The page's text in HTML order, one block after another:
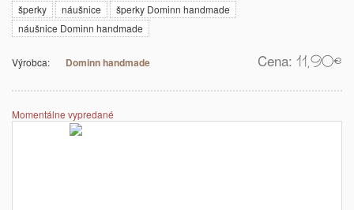
šperky náušnice
šperky Dominn handmade
náušnice Dominn handmade
Výrobca: Dominn handmade Cena: 11,90€
Momentálne vypredané